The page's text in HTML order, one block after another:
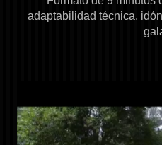
adaptabilidad técnica,